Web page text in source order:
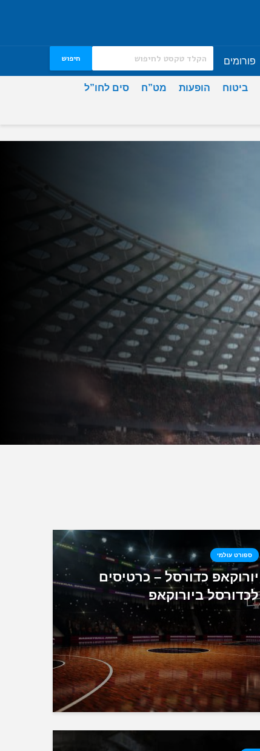
פורומים חיפוש
ביטוח הופעות מט”ח סים לחו”ל
ספורט עולמי
יורוקאפ כדורסל – כרטיסים
לכדורסל ביורוקאפ